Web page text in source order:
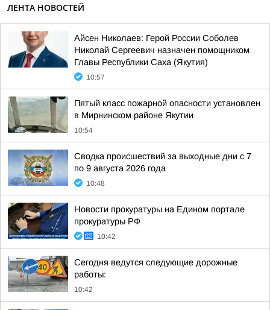
ЛЕНТА НОВОСТЕЙ
Айсен Николаев: Герой России Соболев
Николай Сергеевич назначен помощником
Главы Республики Саха (Якутия)
10:57
Пятый класс пожарной опасности установлен
в Мирнинском районе Якутии
10:54
Сводка происшествий за выходные дни с 7
по 9 августа 2026 года
10:48
Новости прокуратуры на Едином портале
прокуратуры РФ
10:42
Сегодня ведутся следующие дорожные
работы:
10:42